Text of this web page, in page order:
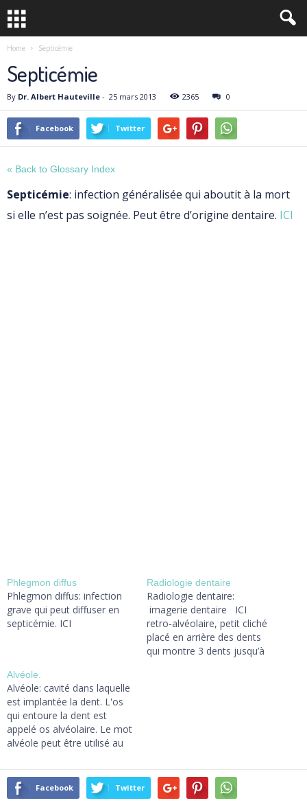
Home Septicémie
Septicémie
By Dr. Albert Hauteville - 25 mars 2013 2365 0
Facebook Twitter
« Back to Glossary Index
Septicémie: infection généralisée qui aboutit à la mort
si elle n’est pas soignée. Peut être d’origine dentaire. ICI
Phlegmon diffus
Phlegmon diffus: infection
grave qui peut diffuser en
septicémie. ICI
Radiologie dentaire
Radiologie dentaire:
imagerie dentaire ICI
retro-alvéolaire, petit cliché
placé en arrière des dents
qui montre 3 dents jusqu’à
Alvéole.
Alvéole: cavité dans laquelle
est implantée la dent. L'os
qui entoure la dent est
appelé os alvéolaire. Le mot
alvéole peut être utilisé au
mais l'Académie Française
recommande le masculin.
ICI
Facebook Twitter